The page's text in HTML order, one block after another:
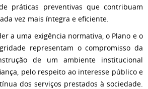
práticas preventivas que contribuam
vez mais íntegra e eficiente.
a uma exigência normativa, o Plano e o
representam o compromisso da
de um ambiente institucional
pelo respeito ao interesse público e
dos serviços prestados à sociedade.